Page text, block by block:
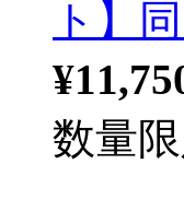
ト】
数量